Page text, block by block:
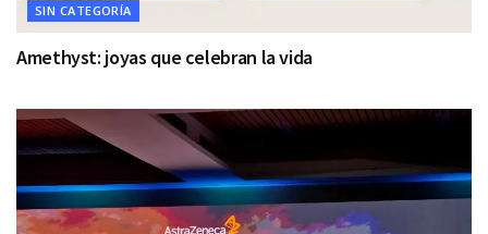
SIN CATEGORÍA
Amethyst: joyas que celebran la vida